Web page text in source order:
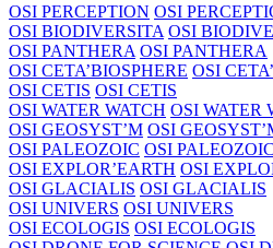
OSI PERCEPTION OSI
OSI BIODIVERSITA OSI
OSI PANTHERA OSI PANTHERA
OSI CETA’BIOSPHERE OSI
OSI CETIS OSI CETIS
OSI WATER WATCH OSI WATER
OSI GEOSYST’M OSI
OSI PALEOZOIC OSI PALEOZOIC
OSI EXPLOR’EARTH OSI
OSI GLACIALIS OSI GLACIALIS
OSI UNIVERS OSI UNIVERS
OSI ECOLOGIS OSI ECOLOGIS